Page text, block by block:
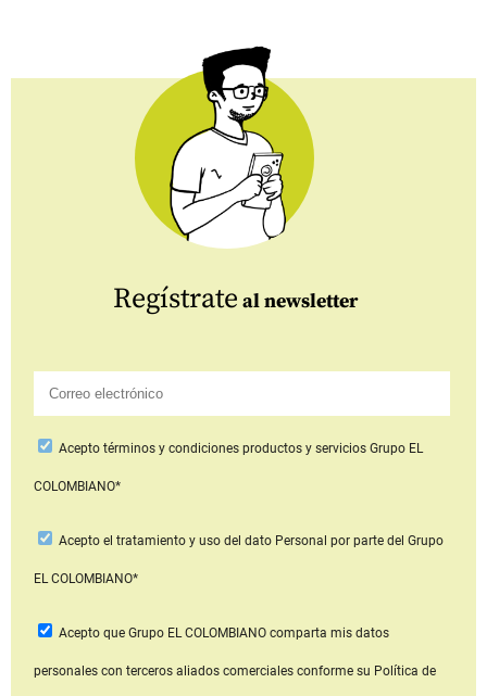
Regístrate al newsletter
Aceptotérminos y condiciones productos y serviciosGrupo EL
COLOMBIANO*
Acepto el tratamiento y uso del dato Personal por parte del Grupo
EL COLOMBIANO*
Acepto que Grupo EL COLOMBIANOcomparta mis datos
personales con terceros aliados comerciales conforme su Política de